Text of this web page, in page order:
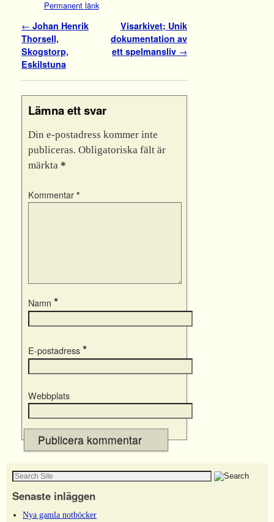
Permanent länk
Inläggsnavigering
← Johan Henrik
Thorsell,
Skogstorp,
Eskilstuna
Visarkivet; Unik
dokumentation av
ett spelmansliv →
Lämna ett svar
Din e-postadress kommer inte
publiceras. Obligatoriska fält är
märkta *
Kommentar *
Namn *
E-postadress *
Webbplats
Senaste inläggen
Nya gamla notböcker